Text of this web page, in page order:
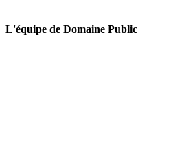
L'équipe de Domaine Public